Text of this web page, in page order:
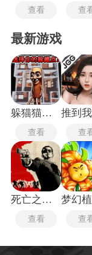
查看 查
最新游戏
躲猫猫行动手机版
查看 查
死亡之屋2重制版
查看 查